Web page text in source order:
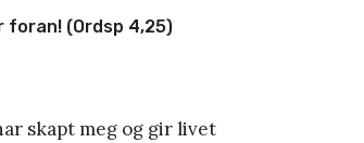
(Ordsp 4,25)
skapt meg og gir livet